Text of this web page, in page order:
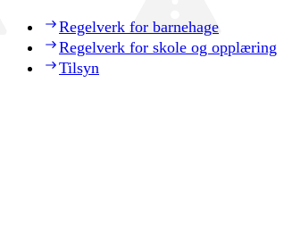
Regelverk for barnehage
Regelverk for skole og opplæring
Tilsyn